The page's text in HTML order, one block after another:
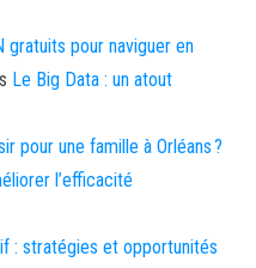
pour naviguer en
Le Big Data : un atout
pour une famille à Orléans ?
l’efficacité
: stratégies et opportunités